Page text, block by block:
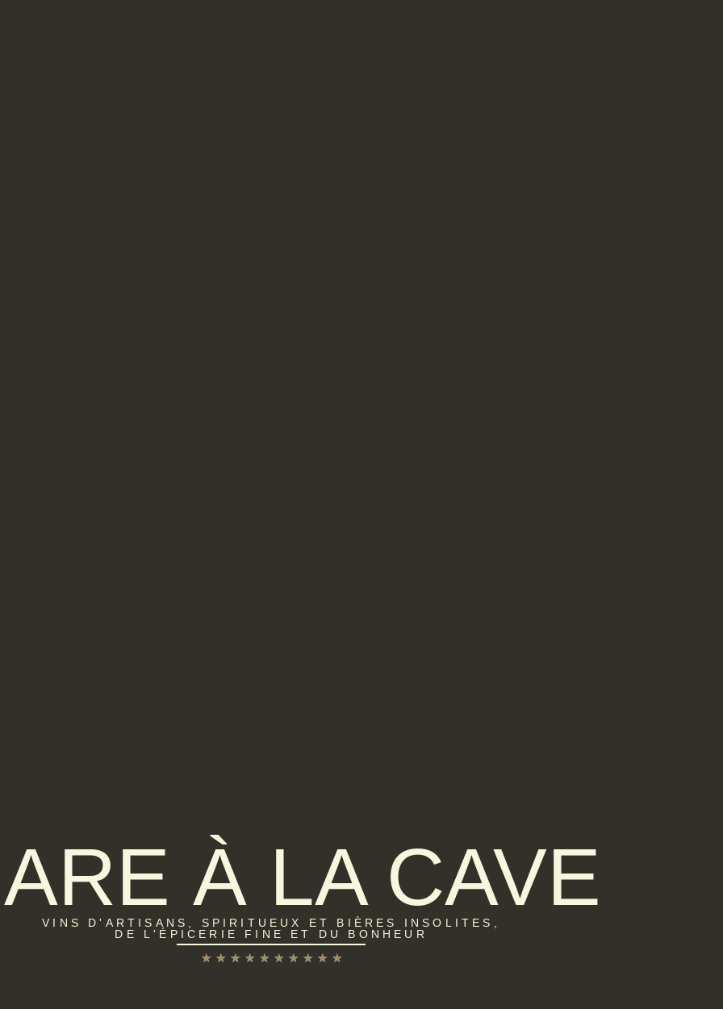
À LA CAVE
VINS D'ARTISANS, SPIRITUEUX ET BIÈRES INSOLITES,
DE L'ÉPICERIE FINE ET DU BONHEUR
★ ★ ★ ★ ★ ★ ★ ★ ★ ★